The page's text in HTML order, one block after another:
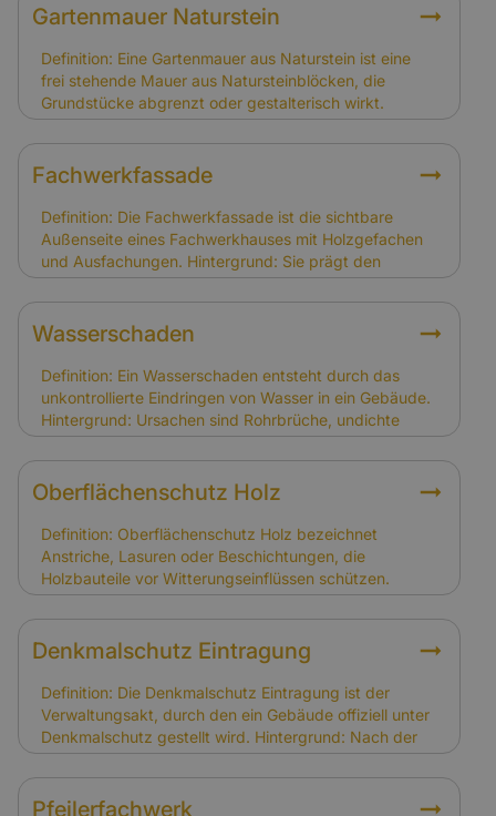
häufig bei Alt- und Fachwerkhäusern angewandt, um
Versicherung: Schäden durch aufsteigende
Feuchtigkeit gelten als Instandhaltungsproblem und
sind nicht gedeckt. Das Mauersägeverfahren ist eine
vorbeugende Maßnahme, die Folgeschäden
verhindern soll.
Gartenmauer Naturstein
Definition: Eine Gartenmauer aus Naturstein ist eine
frei stehende Mauer aus Natursteinblöcken, die
Grundstücke abgrenzt oder gestalterisch wirkt.
Hintergrund: Natursteinmauern sind langlebig und
passen optisch zu vielen Fachwerkhäusern. Sie
können jedoch durch Frost, Setzungen oder
Versicherung: Gartenmauern sind nicht automatisch im
Versicherungsschutz enthalten. Eigentümer sollten
prüfen, ob Nebengebäude und Außenanlagen in die
Gebäudeversicherung eingeschlossen sind.
Fachwerkfassade
Definition: Die Fachwerkfassade ist die sichtbare
Außenseite eines Fachwerkhauses mit Holzgefachen
und Ausfachungen. Hintergrund: Sie prägt den
Charakter des Gebäudes und muss regelmäßig
gepflegt werden. Schäden entstehen oft durch
Witterung, Feuchtigkeit oder Schädlingsbefall.
und Abnutzung sind nicht gedeckt. Schäden infolge
von Sturm, Hagel oder Brand sind versichert.
Wasserschaden
Definition: Ein Wasserschaden entsteht durch das
unkontrollierte Eindringen von Wasser in ein Gebäude.
Hintergrund: Ursachen sind Rohrbrüche, undichte
Dächer oder Hochwasser. Bei Fachwerkhäusern
können Wasserschäden gravierende Folgen haben, da
Holz und Lehm stark betroffen sind. Relevanz für
Sturm oder Hagel sind gedeckt. Schäden durch
Grundwasser oder fehlende Abdichtungen sind nur mit
Elementarversicherung abgesichert.
Oberflächenschutz Holz
Definition: Oberflächenschutz Holz bezeichnet
Anstriche, Lasuren oder Beschichtungen, die
Holzbauteile vor Witterungseinflüssen schützen.
Hintergrund: In Fachwerkhäusern dient er dem Erhalt
der tragenden Holzkonstruktion und der optischen
Gestaltung. Regelmäßige Pflege ist notwendig, um
Schäden zu vermeiden. Relevanz für Versicherung:
Schäden durch fehlenden Oberflächenschutz gelten
als Instandhaltungsproblem. Schäden durch Sturm
oder Feuer sind hingegen gedeckt.
Denkmalschutz Eintragung
Definition: Die Denkmalschutz Eintragung ist der
Verwaltungsakt, durch den ein Gebäude offiziell unter
Denkmalschutz gestellt wird. Hintergrund: Nach der
Eintragung gelten spezielle Auflagen für Sanierung,
Umbau und Nutzung. Eigentümer müssen diese
Auflagen beachten. Relevanz für Versicherung: Die
Pfeilerfachwerk